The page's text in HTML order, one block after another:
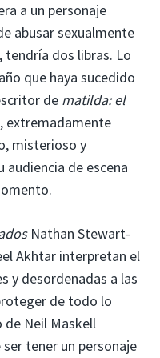
a un personaje
abusar sexualmente
tendría dos libras. Lo
que haya sucedido
de matilda: el
extremadamente
misterioso y
de escena
Nathan Stewart-
Akhtar interpretan el
y desordenadas a las
de todo lo
Neil Maskell
tener un personaje